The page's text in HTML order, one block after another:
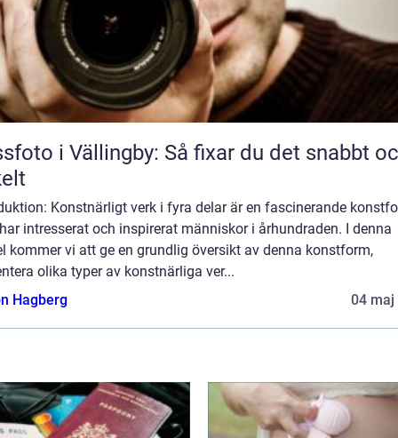
i Vällingby: Så fixar du det snabbt
Konstnärligt verk i fyra delar är en fascinerande
intresserat och inspirerat människor i århundraden. I denna
kommer vi att ge en grundlig översikt av denna konstform,
olika typer av konstnärliga ver...
Hagberg
04 maj